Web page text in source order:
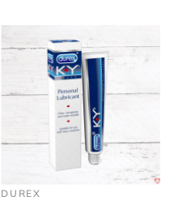
DUREX